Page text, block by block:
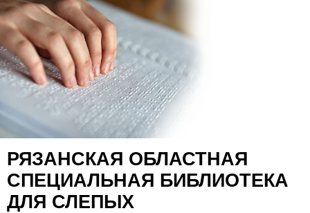
РЯЗАНСКАЯ ОБЛАСТНАЯ
СПЕЦИАЛЬНАЯ БИБЛИОТЕКА
ДЛЯ СЛЕПЫХ